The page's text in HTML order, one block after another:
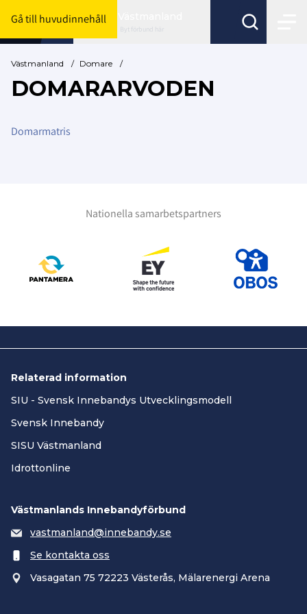
Gå till huvudinnehåll
Byt förbund här
Västmanland / Domare /
DOMARARVODEN
Domarmatris
Nationella samarbetspartners
Relaterad information
SIU - Svensk Innebandys Utvecklingsmodell
Svensk Innebandy
SISU Västmanland
Idrottonline
Västmanlands Innebandyförbund
vastmanland@innebandy.se
Se kontakta oss
Vasagatan 75 72223 Västerås, Mälarenergi Arena